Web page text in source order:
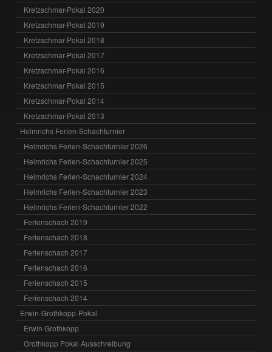
Kretzschmar-Pokal 2020
Kretzschmar-Pokal 2019
Kretzschmar-Pokal 2018
Kretzschmar-Pokal 2017
Kretzschmar-Pokal 2016
Kretzschmar Pokal 2015
Kretzschmar-Pokal 2014
Kretzschmar-Pokal 2013
Helmrichs Ferien-Schachturnier
Helmrichs Ferien-Schachturnier 2026
Helmrichs Ferien-Schachturnier 2025
Helmrichs Ferien-Schachturnier 2024
Helmrichs Ferien-Schachturnier 2023
Helmrichs Ferien-Schachturnier 2022
Ferienschach 2019
Ferienschach 2018
Ferienschach 2017
Ferienschach 2016
Ferienschach 2015
Ferienschach 2014
Erwin-Grothkopp-Pokal
Erwin Grothkopp
Grothkopp Pokal Ausschreibung